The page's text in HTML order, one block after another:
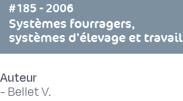
#185 - 2006
Systèmes fourragers,
systèmes d'élevage et travail
Auteur
- Bellet V.